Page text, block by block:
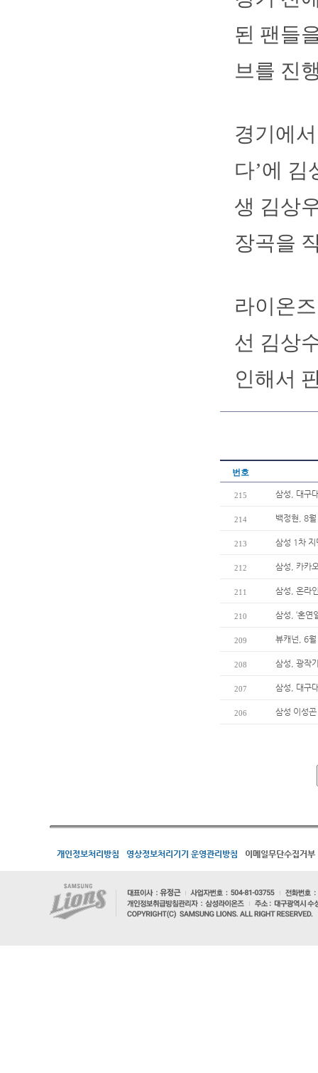
된 팬들
브를 진
경기에
다’에
생 김상
장곡을
라이온
선 김상
인해서
번호
215 삼성, 대구
214 백정현, 8
213 삼성 1차 지
212 삼성, 카카
211 삼성, 온라
210 삼성, ‘혼연
209 뷰캐넌, 6
208 삼성, 광작
207 삼성, 대구
206 삼성 이성
개인정보처리방침 영상정보처리기기 운영관리방침 이메일무단수집거부